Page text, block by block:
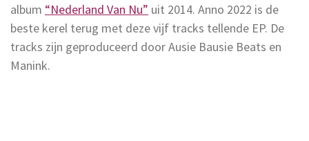
album “Nederland Van Nu” uit 2014. Anno 2022 is de
beste kerel terug met deze vijf tracks tellende EP. De
tracks zijn geproduceerd door Ausie Bausie Beats en
Manink.